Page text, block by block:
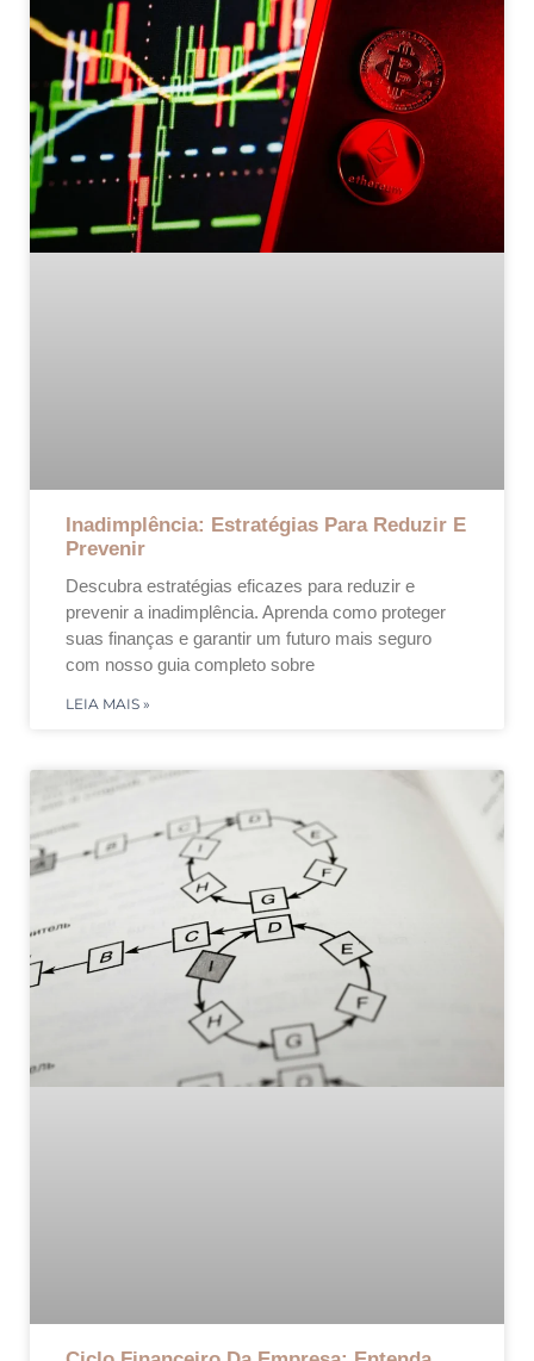
Inadimplência: Estratégias Para Reduzir E
Prevenir
Descubra estratégias eficazes para reduzir e
prevenir a inadimplência. Aprenda como proteger
suas finanças e garantir um futuro mais seguro
com nosso guia completo sobre
LEIA MAIS »